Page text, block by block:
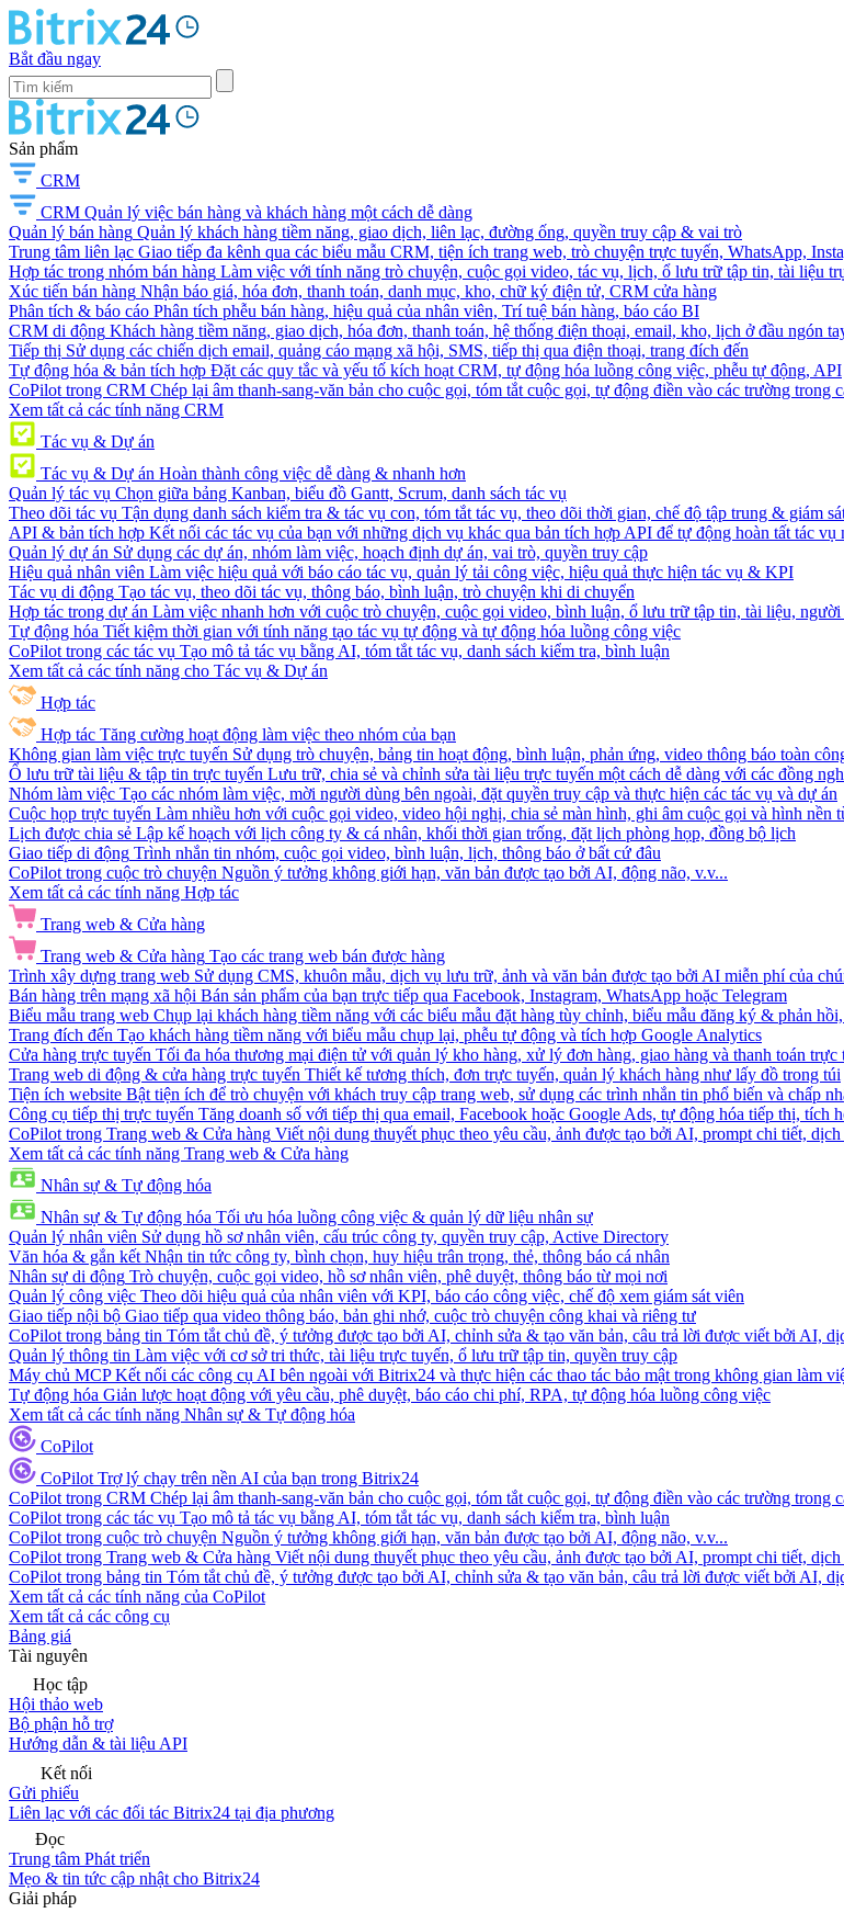
Bắt đầu ngay
Sản phẩm
CRM
CRM Quản lý việc bán hàng và khách hàng một cách dễ dàng
Quản lý bán hàng Quản lý khách hàng tiềm năng, giao dịch, liên lạc, đường ống, quyền truy cập & vai trò
Trung tâm liên lạc Giao tiếp đa kênh qua các biểu mẫu CRM, tiện ích trang web, trò chuyện trực tuyến, WhatsApp,
Hợp tác trong nhóm bán hàng Làm việc với tính năng trò chuyện, cuộc gọi video, tác vụ, lịch, ổ lưu trữ tập tin, tài liệu
Xúc tiến bán hàng Nhận báo giá, hóa đơn, thanh toán, danh mục, kho, chữ ký điện tử, CRM cửa hàng
Phân tích & báo cáo Phân tích phễu bán hàng, hiệu quả của nhân viên, Trí tuệ bán hàng, báo cáo BI
CRM di động Khách hàng tiềm năng, giao dịch, hóa đơn, thanh toán, hệ thống điện thoại, email, kho, lịch ở đầu ngón
Tiếp thị Sử dụng các chiến dịch email, quảng cáo mạng xã hội, SMS, tiếp thị qua điện thoại, trang đích đến
Tự động hóa & bản tích hợp Đặt các quy tắc và yếu tố kích hoạt CRM, tự động hóa luồng công việc, phễu tự động, API
CoPilot trong CRM Chép lại âm thanh-sang-văn bản cho cuộc gọi, tóm tắt cuộc gọi, tự động điền vào các trường trong
Xem tất cả các tính năng CRM
Tác vụ & Dự án
Tác vụ & Dự án Hoàn thành công việc dễ dàng & nhanh hơn
Quản lý tác vụ Chọn giữa bảng Kanban, biểu đồ Gantt, Scrum, danh sách tác vụ
Theo dõi tác vụ Tận dụng danh sách kiểm tra & tác vụ con, tóm tắt tác vụ, theo dõi thời gian, chế độ tập trung & giám
API & bản tích hợp Kết nối các tác vụ của bạn với những dịch vụ khác qua bản tích hợp API để tự động hoàn tất tác vụ
Quản lý dự án Sử dụng các dự án, nhóm làm việc, hoạch định dự án, vai trò, quyền truy cập
Hiệu quả nhân viên Làm việc hiệu quả với báo cáo tác vụ, quản lý tải công việc, hiệu quả thực hiện tác vụ & KPI
Tác vụ di động Tạo tác vụ, theo dõi tác vụ, thông báo, bình luận, trò chuyện khi di chuyển
Hợp tác trong dự án Làm việc nhanh hơn với cuộc trò chuyện, cuộc gọi video, bình luận, ổ lưu trữ tập tin, tài liệu,
Tự động hóa Tiết kiệm thời gian với tính năng tạo tác vụ tự động và tự động hóa luồng công việc
CoPilot trong các tác vụ Tạo mô tả tác vụ bằng AI, tóm tắt tác vụ, danh sách kiểm tra, bình luận
Xem tất cả các tính năng cho Tác vụ & Dự án
Hợp tác
Hợp tác Tăng cường hoạt động làm việc theo nhóm của bạn
Không gian làm việc trực tuyến Sử dụng trò chuyện, bảng tin hoạt động, bình luận, phản ứng, video thông báo toàn
Ổ lưu trữ tài liệu & tập tin trực tuyến Lưu trữ, chia sẻ và chỉnh sửa tài liệu trực tuyến một cách dễ dàng với các đồng
Nhóm làm việc Tạo các nhóm làm việc, mời người dùng bên ngoài, đặt quyền truy cập và thực hiện các tác vụ và dự án
Cuộc họp trực tuyến Làm nhiều hơn với cuộc gọi video, video hội nghị, chia sẻ màn hình, ghi âm cuộc gọi và hình nền
Lịch được chia sẻ Lập kế hoạch với lịch công ty & cá nhân, khối thời gian trống, đặt lịch phòng họp, đồng bộ lịch
Giao tiếp di động Trình nhắn tin nhóm, cuộc gọi video, bình luận, lịch, thông báo ở bất cứ đâu
CoPilot trong cuộc trò chuyện Nguồn ý tưởng không giới hạn, văn bản được tạo bởi AI, động não, v.v...
Xem tất cả các tính năng Hợp tác
Trang web & Cửa hàng
Trang web & Cửa hàng Tạo các trang web bán được hàng
Trình xây dựng trang web Sử dụng CMS, khuôn mẫu, dịch vụ lưu trữ, ảnh và văn bản được tạo bởi AI miễn phí của
Bán hàng trên mạng xã hội Bán sản phẩm của bạn trực tiếp qua Facebook, Instagram, WhatsApp hoặc Telegram
Biểu mẫu trang web Chụp lại khách hàng tiềm năng với các biểu mẫu đặt hàng tùy chỉnh, biểu mẫu đăng ký & phản
Trang đích đến Tạo khách hàng tiềm năng với biểu mẫu chụp lại, phễu tự động và tích hợp Google Analytics
Cửa hàng trực tuyến Tối đa hóa thương mại điện tử với quản lý kho hàng, xử lý đơn hàng, giao hàng và thanh toán trực
Trang web di động & cửa hàng trực tuyến Thiết kế tương thích, đơn trực tuyến, quản lý khách hàng như lấy đồ trong túi
Tiện ích website Bật tiện ích để trò chuyện với khách truy cập trang web, sử dụng các trình nhắn tin phổ biến và chấp
Công cụ tiếp thị trực tuyến Tăng doanh số với tiếp thị qua email, Facebook hoặc Google Ads, tự động hóa tiếp thị, tích
CoPilot trong Trang web & Cửa hàng Viết nội dung thuyết phục theo yêu cầu, ảnh được tạo bởi AI, prompt chi tiết, dịch
Xem tất cả các tính năng Trang web & Cửa hàng
Nhân sự & Tự động hóa
Nhân sự & Tự động hóa Tối ưu hóa luồng công việc & quản lý dữ liệu nhân sự
Quản lý nhân viên Sử dụng hồ sơ nhân viên, cấu trúc công ty, quyền truy cập, Active Directory
Văn hóa & gắn kết Nhận tin tức công ty, bình chọn, huy hiệu trân trọng, thẻ, thông báo cá nhân
Nhân sự di động Trò chuyện, cuộc gọi video, hồ sơ nhân viên, phê duyệt, thông báo từ mọi nơi
Quản lý công việc Theo dõi hiệu quả của nhân viên với KPI, báo cáo công việc, chế độ xem giám sát viên
Giao tiếp nội bộ Giao tiếp qua video thông báo, bản ghi nhớ, cuộc trò chuyện công khai và riêng tư
CoPilot trong bảng tin Tóm tắt chủ đề, ý tưởng được tạo bởi AI, chỉnh sửa & tạo văn bản, câu trả lời được viết bởi AI,
Quản lý thông tin Làm việc với cơ sở tri thức, tài liệu trực tuyến, ổ lưu trữ tập tin, quyền truy cập
Máy chủ MCP Kết nối các công cụ AI bên ngoài với Bitrix24 và thực hiện các thao tác bảo mật trong không gian làm
Tự động hóa Giản lược hoạt động với yêu cầu, phê duyệt, báo cáo chi phí, RPA, tự động hóa luồng công việc
Xem tất cả các tính năng Nhân sự & Tự động hóa
CoPilot
CoPilot Trợ lý chạy trên nền AI của bạn trong Bitrix24
CoPilot trong CRM Chép lại âm thanh-sang-văn bản cho cuộc gọi, tóm tắt cuộc gọi, tự động điền vào các trường trong
CoPilot trong các tác vụ Tạo mô tả tác vụ bằng AI, tóm tắt tác vụ, danh sách kiểm tra, bình luận
CoPilot trong cuộc trò chuyện Nguồn ý tưởng không giới hạn, văn bản được tạo bởi AI, động não, v.v...
CoPilot trong Trang web & Cửa hàng Viết nội dung thuyết phục theo yêu cầu, ảnh được tạo bởi AI, prompt chi tiết, dịch
CoPilot trong bảng tin Tóm tắt chủ đề, ý tưởng được tạo bởi AI, chỉnh sửa & tạo văn bản, câu trả lời được viết bởi AI,
Xem tất cả các tính năng của CoPilot
Xem tất cả các công cụ
Bảng giá
Tài nguyên
Học tập
Hội thảo web
Bộ phận hỗ trợ
Hướng dẫn & tài liệu API
Kết nối
Gửi phiếu
Liên lạc với các đối tác Bitrix24 tại địa phương
Đọc
Trung tâm Phát triển
Mẹo & tin tức cập nhật cho Bitrix24
Giải pháp